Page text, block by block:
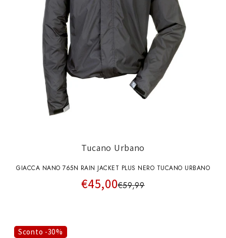
Tucano Urbano
GIACCA NANO 765N RAIN JACKET PLUS NERO TUCANO URBANO
€45,00€59,99
Sconto -30%